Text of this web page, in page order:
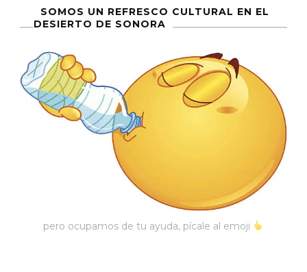
SOMOS UN REFRESCO CULTURAL EN EL
DESIERTO DE SONORA
pero ocupamos de tu ayuda, pícale al emoji